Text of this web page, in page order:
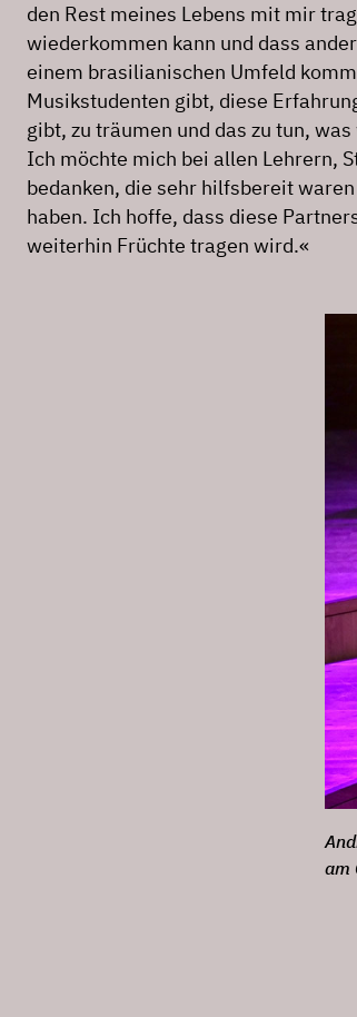
den Rest meines Lebens mit mir
wiederkommen kann und dass
einem brasilianischen Umfeld
Musikstudenten gibt, diese
gibt, zu träumen und das zu tun,
Ich möchte mich bei allen Lehrern,
bedanken, die sehr hilfsbereit
haben. Ich hoffe, dass diese
weiterhin Früchte tragen wird.«
am